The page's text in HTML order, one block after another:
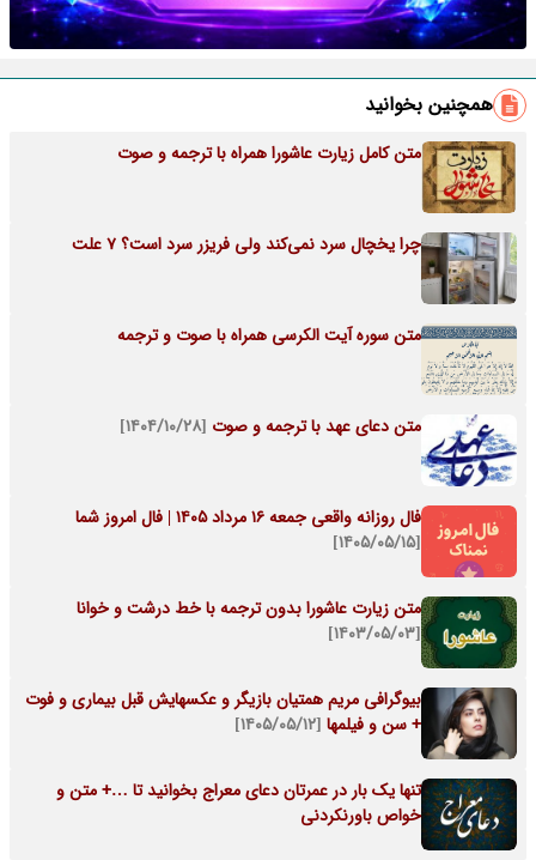
همچنین بخوانید
متن کامل زیارت عاشورا همراه با ترجمه و صوت
چرا یخچال سرد نمی‌کند ولی فریزر سرد است؟ 7 علت
متن سوره آیت الکرسی همراه با صوت و ترجمه
متن دعای عهد با ترجمه و صوت [۱۴۰۴/۱۰/۲۸]
فال روزانه واقعی جمعه ۱۶ مرداد ۱۴۰۵ | فال امروز شما
[۱۴۰۵/۰۵/۱۵]
متن زیارت عاشورا بدون ترجمه با خط درشت و خوانا
[۱۴۰۳/۰۵/۰۳]
بیوگرافی مریم همتیان بازیگر و عکسهایش قبل بیماری و فوت
+ سن و فیلمها [۱۴۰۵/۰۵/۱۲]
تنها یک بار در عمرتان دعای معراج بخوانید تا …+ متن و
خواص باورنکردنی